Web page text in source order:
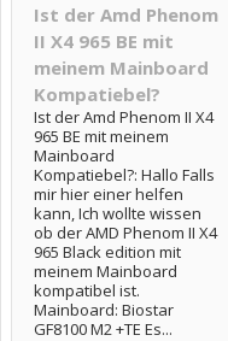
Ist der Amd Phenom
II X4 965 BE mit
meinem Mainboard
Kompatiebel?
Ist der Amd Phenom II X4
965 BE mit meinem
Mainboard
Kompatiebel?: Hallo Falls
mir hier einer helfen
kann, Ich wollte wissen
ob der AMD Phenom II X4
965 Black edition mit
meinem Mainboard
kompatibel ist.
Mainboard: Biostar
GF8100 M2 +TE Es...